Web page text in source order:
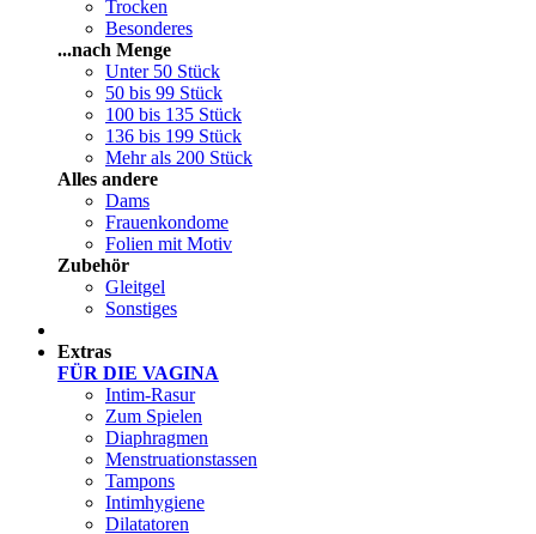
Trocken
Besonderes
...nach Menge
Unter 50 Stück
50 bis 99 Stück
100 bis 135 Stück
136 bis 199 Stück
Mehr als 200 Stück
Alles andere
Dams
Frauenkondome
Folien mit Motiv
Zubehör
Gleitgel
Sonstiges
Extras
FÜR DIE VAGINA
Intim-Rasur
Zum Spielen
Diaphragmen
Menstruationstassen
Tampons
Intimhygiene
Dilatatoren